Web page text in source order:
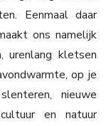
Eenmaal daar
ons namelijk
urenlang kletsen
op je
nieuwe
en natuur